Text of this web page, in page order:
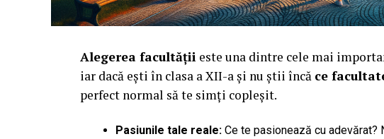
Alegerea facultății este una dintre cele mai
iar dacă ești în clasa a XII-a și nu știi încă ce
perfect normal să te simți copleșit.
Pasiunile tale reale: Ce te pasionează cu adevărat?